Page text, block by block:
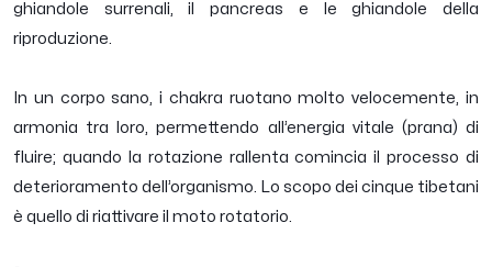
ghiandole surrenali, il pancreas e le ghiandole della
riproduzione.
In un corpo sano, i chakra ruotano molto velocemente, in
armonia tra loro, permettendo all’energia vitale (prana) di
fluire; quando la rotazione rallenta comincia il processo di
deterioramento dell’organismo. Lo scopo dei cinque tibetani
è quello di riattivare il moto rotatorio.